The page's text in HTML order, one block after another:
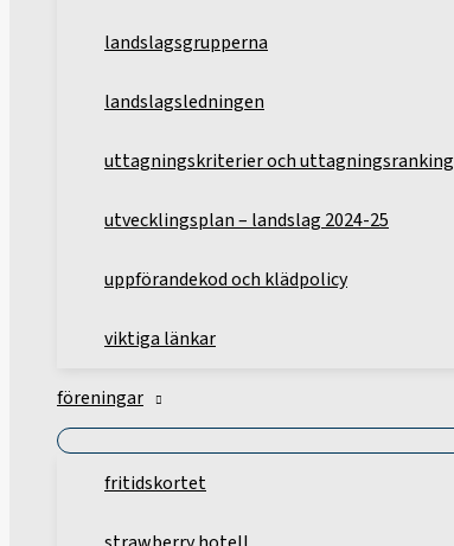
landslagsgrupperna
landslagsledningen
uttagningskriterier och uttagningsranking
utvecklingsplan – landslag 2024-25
uppförandekod och klädpolicy
viktiga länkar
föreningar
fritidskortet